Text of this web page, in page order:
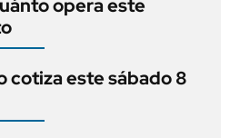
opera este
cotiza este sábado 8